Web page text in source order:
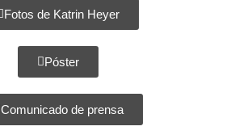
Fotos de Katrin Heyer
Póster
Comunicado de prensa